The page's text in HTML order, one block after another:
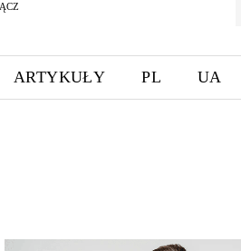
ARTYKUŁY PL UA